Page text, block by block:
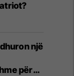
një
për